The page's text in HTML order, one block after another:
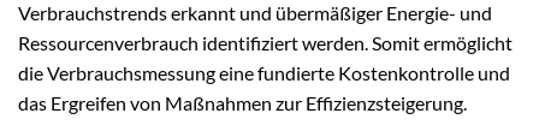
Verbrauchstrends erkannt und übermäßiger Energie- und
Ressourcenverbrauch identifiziert werden. Somit ermöglicht
die Verbrauchsmessung eine fundierte Kostenkontrolle und
das Ergreifen von Maßnahmen zur Effizienzsteigerung.